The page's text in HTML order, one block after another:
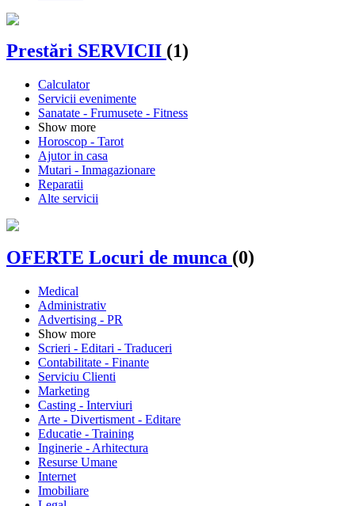
Prestări SERVICII (1)
Calculator
Servicii evenimente
Sanatate - Frumusete - Fitness
Show more
Horoscop - Tarot
Ajutor in casa
Mutari - Inmagazionare
Reparatii
Alte servicii
OFERTE Locuri de munca (0)
Medical
Administrativ
Advertising - PR
Show more
Scrieri - Editari - Traduceri
Contabilitate - Finante
Serviciu Clienti
Marketing
Casting - Interviuri
Arte - Divertisment - Editare
Educatie - Training
Inginerie - Arhitectura
Resurse Umane
Internet
Imobiliare